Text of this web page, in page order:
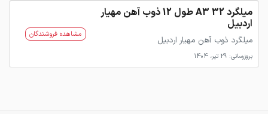
میلگرد 32 A3 طول 12 ذوب آهن مهیار
اردبیل
میلگرد ذوب آهن مهیار اردبیل
بروزرسانی: 29 تیر، 1404
مشاهده فروشندگان